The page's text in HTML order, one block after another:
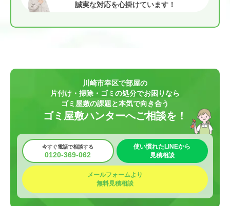
誠実な対応を心掛けています！
川崎市幸区で部屋の
片付け・掃除・ゴミの処分でお困りなら
ゴミ屋敷の課題と本気で向き合う
ゴミ屋敷ハンターへご相談を！
今すぐ電話で相談する
0120-369-062
使い慣れたLINEから
見積相談
メールフォームより
無料見積相談